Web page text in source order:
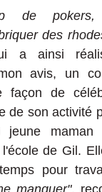
de pokers,
des
a ainsi
avis, un
façon de
de son activité
maman
de Gil.
pour